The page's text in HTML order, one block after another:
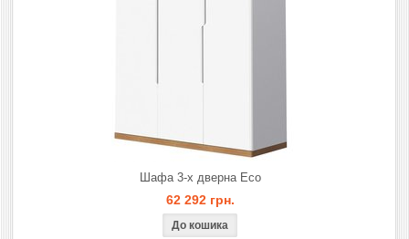
Шафа 3-х дверна Eco
62 292 грн.